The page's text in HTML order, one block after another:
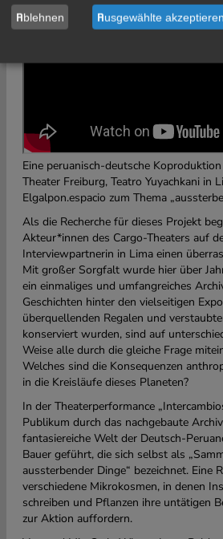
Cargo Theater // Online Edition
Eine peruanisch-deutsche
Theater Freiburg, Teatro Yuyachkani in
Elgalpon.espacio zum Thema
Als die Recherche für dieses Projekt
Akteur*innen des Cargo-Theaters auf
Interviewpartnerin in Lima einen
Mit großer Sorgfalt wurde hier über
ein einmaliges und umfangreiches
Geschichten hinter den vielseitigen
überquellenden Regalen und
konserviert wurden, sind auf
Weise alle durch die gleiche Frage
Welches sind die Konsequenzen
in die Kreisläufe dieses Planeten?
In der Theaterperformance
Publikum durch das nachgebaute
fantasiereiche Welt der Deutsch-
Bauer geführt, die sich selbst als
aussterbender Dinge“ bezeichnet. Eine
verschiedene Mikrokosmen, in denen
schreiben und Pflanzen ihre untätigen
zur Aktion auffordern.
Ablehnen Ausgewählte akzeptieren